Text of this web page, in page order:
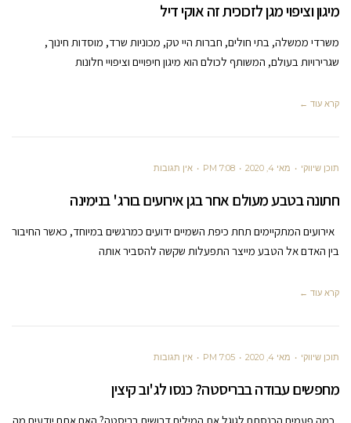
מיגון וציפוי מגן לזכוכית זה אוקי דיל
משרדי ממשלה, בתי חולים, חברות היי טק, מכוניות שרד, מוסדות חינוך,
שגרירויות בעולם, המשותף לכולם הוא מיגון חיפויים וציפויי חלונות
קרא עוד ←
תוכן שיווקי מאי 4, 2020 7:08 PM אין תגובות
חתונה בטבע מעולם אחר בגן אירועים בורג' בנימינה
אירועים המתקיימים תחת כיפת השמיים ידועים כמרגשים במיוחד, כאשר החיבור
בין האדם אל הטבע מייצר התפעלות שקשה להסביר אותה
קרא עוד ←
תוכן שיווקי מאי 4, 2020 7:05 PM אין תגובות
מחפשים עבודה בבריסטה? כנסו לג'וב קיצין